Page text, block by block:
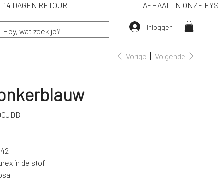
14 DAGEN RETOUR AFHAAL IN ONZE
Inloggen
Vorige Volgende
in de stof